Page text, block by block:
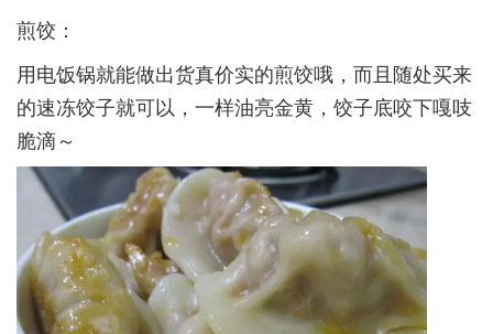
­煎饺：­
用电饭锅就能做出货真价实的煎饺哦，而且随处买来
的速冻饺子就可以，一样油亮金黄，饺子底咬下嘎吱
脆滴～­